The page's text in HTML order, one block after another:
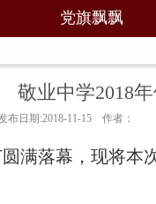
党旗飘飘
敬业中学2018
布日期:2018-11-15 作者：
满落幕，现将本